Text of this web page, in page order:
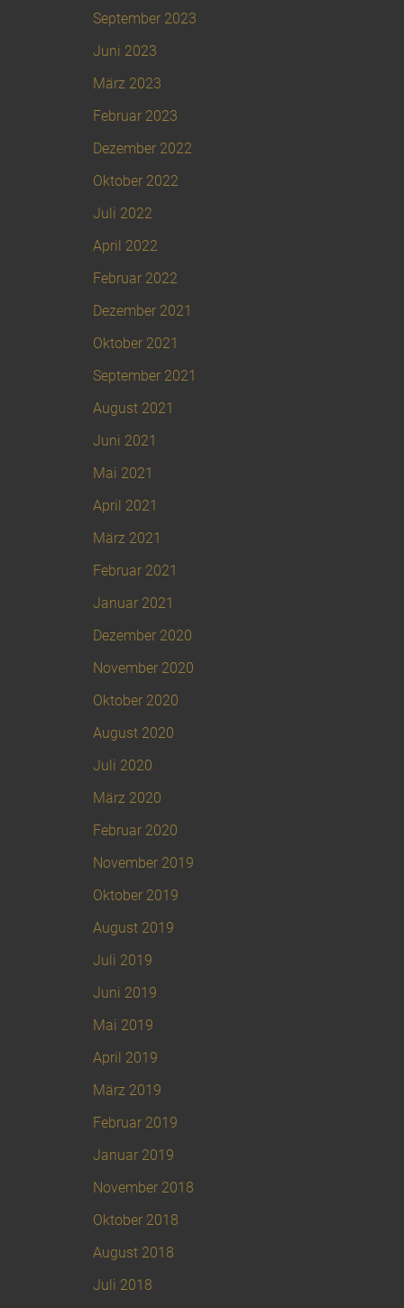
September 2023
Juni 2023
März 2023
Februar 2023
Dezember 2022
Oktober 2022
Juli 2022
April 2022
Februar 2022
Dezember 2021
Oktober 2021
September 2021
August 2021
Juni 2021
Mai 2021
April 2021
März 2021
Februar 2021
Januar 2021
Dezember 2020
November 2020
Oktober 2020
August 2020
Juli 2020
März 2020
Februar 2020
November 2019
Oktober 2019
August 2019
Juli 2019
Juni 2019
Mai 2019
April 2019
März 2019
Februar 2019
Januar 2019
November 2018
Oktober 2018
August 2018
Juli 2018